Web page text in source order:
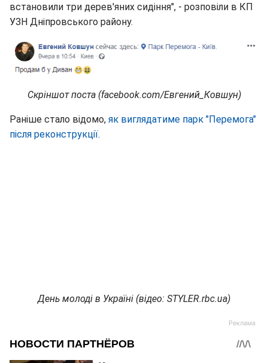
встановили три дерев'яних сидіння", - розповіли в КП
УЗН Дніпровського району.
Скріншот поста (facebook.com/Евгений_Ковшун)
Раніше стало відомо, як виглядатиме парк "Перемога"
після реконструкції.
День молоді в Україні (відео: STYLER.rbc.ua)